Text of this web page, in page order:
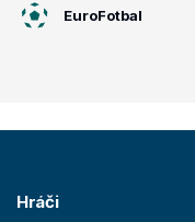
EuroFotbal
Hráči